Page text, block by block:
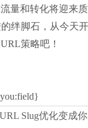
量和转化将迎来
绊脚石，从今天
策略吧！
Slug优化变成